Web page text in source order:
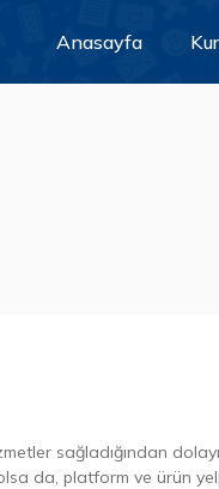
Anasayfa
sağladığından
da, platform ve ürün